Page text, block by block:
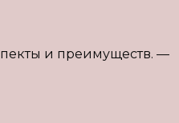
и преимуществ. —